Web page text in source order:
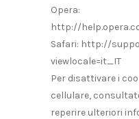
Opera:
http://
Safari: http://
viewlocale=it_IT
Per disattivare i
cellulare,
reperire ulteriori